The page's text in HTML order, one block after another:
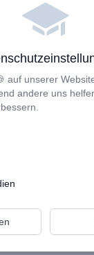
für
dich und
Entwicklung für
der Technik
der Posts
erstelle ich dir ein
Schwerpunkte
auf unserer
andere uns